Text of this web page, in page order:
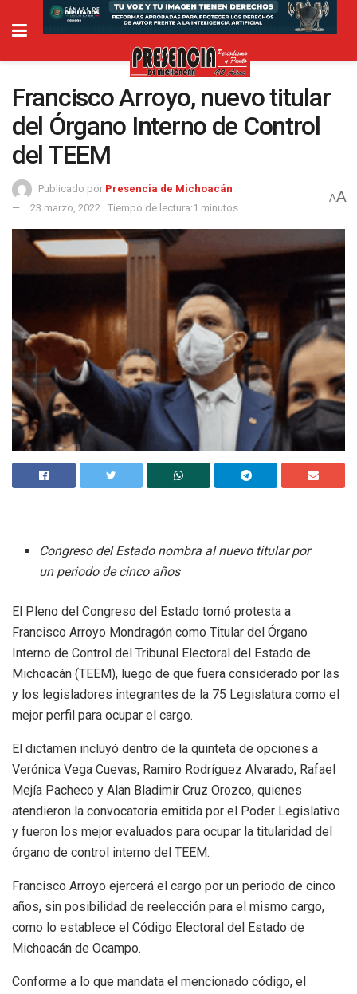
Francisco Arroyo, nuevo titular
del Órgano Interno de Control
del TEEM
Publicado por Presencia de Michoacán
23 marzo, 2022
Tiempo de lectura:1 minutos
AA
Congreso del Estado nombra al nuevo titular por
un periodo de cinco años
El Pleno del Congreso del Estado tomó protesta a
Francisco Arroyo Mondragón como Titular del Órgano
Interno de Control del Tribunal Electoral del Estado de
Michoacán (TEEM), luego de que fuera considerado por las
y los legisladores integrantes de la 75 Legislatura como el
mejor perfil para ocupar el cargo.
El dictamen incluyó dentro de la quinteta de opciones a
Verónica Vega Cuevas, Ramiro Rodríguez Alvarado, Rafael
Mejía Pacheco y Alan Bladimir Cruz Orozco, quienes
atendieron la convocatoria emitida por el Poder Legislativo
y fueron los mejor evaluados para ocupar la titularidad del
órgano de control interno del TEEM.
Francisco Arroyo ejercerá el cargo por un periodo de cinco
años, sin posibilidad de reelección para el mismo cargo,
como lo establece el Código Electoral del Estado de
Michoacán de Ocampo.
Conforme a lo que mandata el mencionado código, el